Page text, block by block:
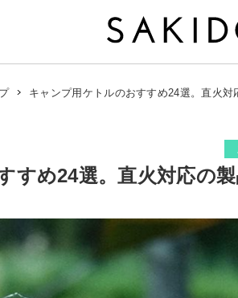
キャンプ用ケトルのおすすめ24選。直火対
すめ24選。直火対応の